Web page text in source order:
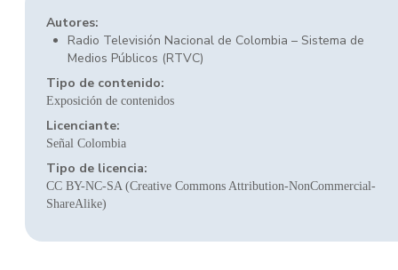
Autores:
Radio Televisión Nacional de Colombia – Sistema de
Medios Públicos (RTVC)
Tipo de contenido:
Exposición de contenidos
Licenciante:
Señal Colombia
Tipo de licencia:
CC BY-NC-SA (Creative Commons Attribution-NonCommercial-
ShareAlike)